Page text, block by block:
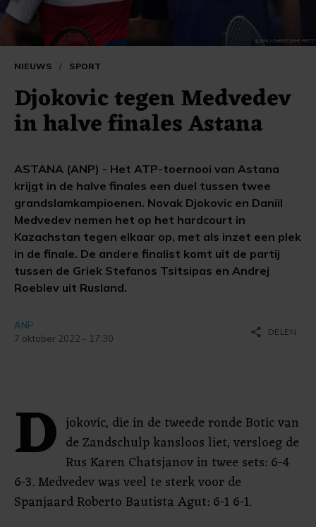
NIEUWS / SPORT
Djokovic tegen Medvedev
in halve finales Astana
ASTANA (ANP) - Het ATP-toernooi van Astana
krijgt in de halve finales een duel tussen twee
grandslamkampioenen. Novak Djokovic en Daniil
Medvedev nemen het op het hardcourt in
Kazachstan tegen elkaar op, met als inzet een plek
in de finale. De andere finalist komt uit de partij
tussen de Griek Stefanos Tsitsipas en Andrej
Roeblev uit Rusland.
ANP
7 oktober 2022 - 17:30
share DELEN
D jokovic, die in de tweede ronde Botic van
de Zandschulp kansloos liet, versloeg de
Rus Karen Chatsjanov in twee sets: 6-4
6-3. Medvedev was veel te sterk voor de
Spanjaard Roberto Bautista Agut: 6-1 6-1.